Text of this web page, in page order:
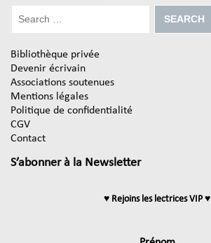
Bibliothèque privée
Devenir écrivain
Associations soutenues
Mentions légales
Politique de confidentialité
CGV
Contact
S’abonner à la Newsletter
♥ Rejoins les lectrices VIP ♥